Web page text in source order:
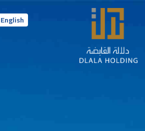
English